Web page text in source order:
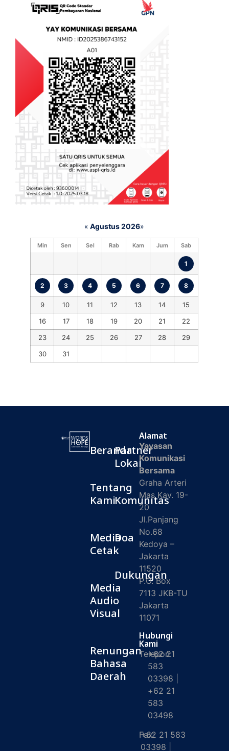
« Agustus 2026»
Min Sen Sel Rab Kam Jum Sab
1
2 3 4 5 6 7 8
9 10 11 12 13 14
15
16
17 18 19 20 21
22
23
24 25 26 27 28
29
30
31
Beranda
Tentang
Kami
Media
Cetak
Media
Audio
Visual
Renungan
Bahasa
Daerah
Partner
Lokal
Komunitas
Doa
Dukungan
Alamat
Yayasan
Komunikasi
Bersama
Graha Arteri
Mas Kav. 19-
20
Jl.Panjang
No.68
Kedoya –
Jakarta
11520
P.O. Box
7113 JKB-TU
Jakarta
11071
Hubungi
Kami
Telepon:
+62 21
583
03398 |
+62 21
583
03498
Fax:
+62 21 583
03398 |